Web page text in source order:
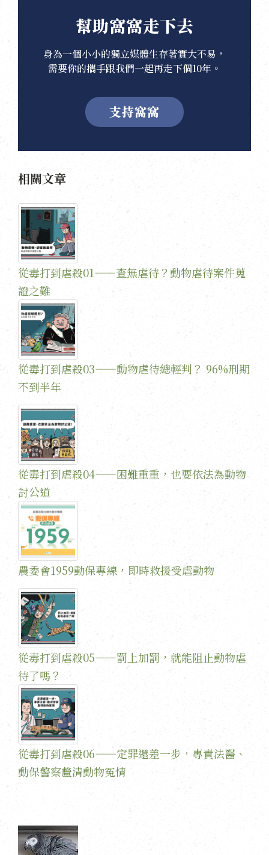
幫助窩窩走下去
身為一個小小的獨立媒體生存著實大不易，
需要你的攜手跟我們一起再走下個10年。
支持窩窩
相關文章
從毒打到虐殺01——查無虐待？動物虐待案件蒐
證之難
從毒打到虐殺03——動物虐待總輕判？ 96%刑期
不到半年
從毒打到虐殺04——困難重重，也要依法為動物
討公道
農委會1959動保專線，即時救援受虐動物
從毒打到虐殺05——罰上加罰，就能阻止動物虐
待了嗎？
從毒打到虐殺06——定罪還差一步，專責法醫、
動保警察釐清動物冤情